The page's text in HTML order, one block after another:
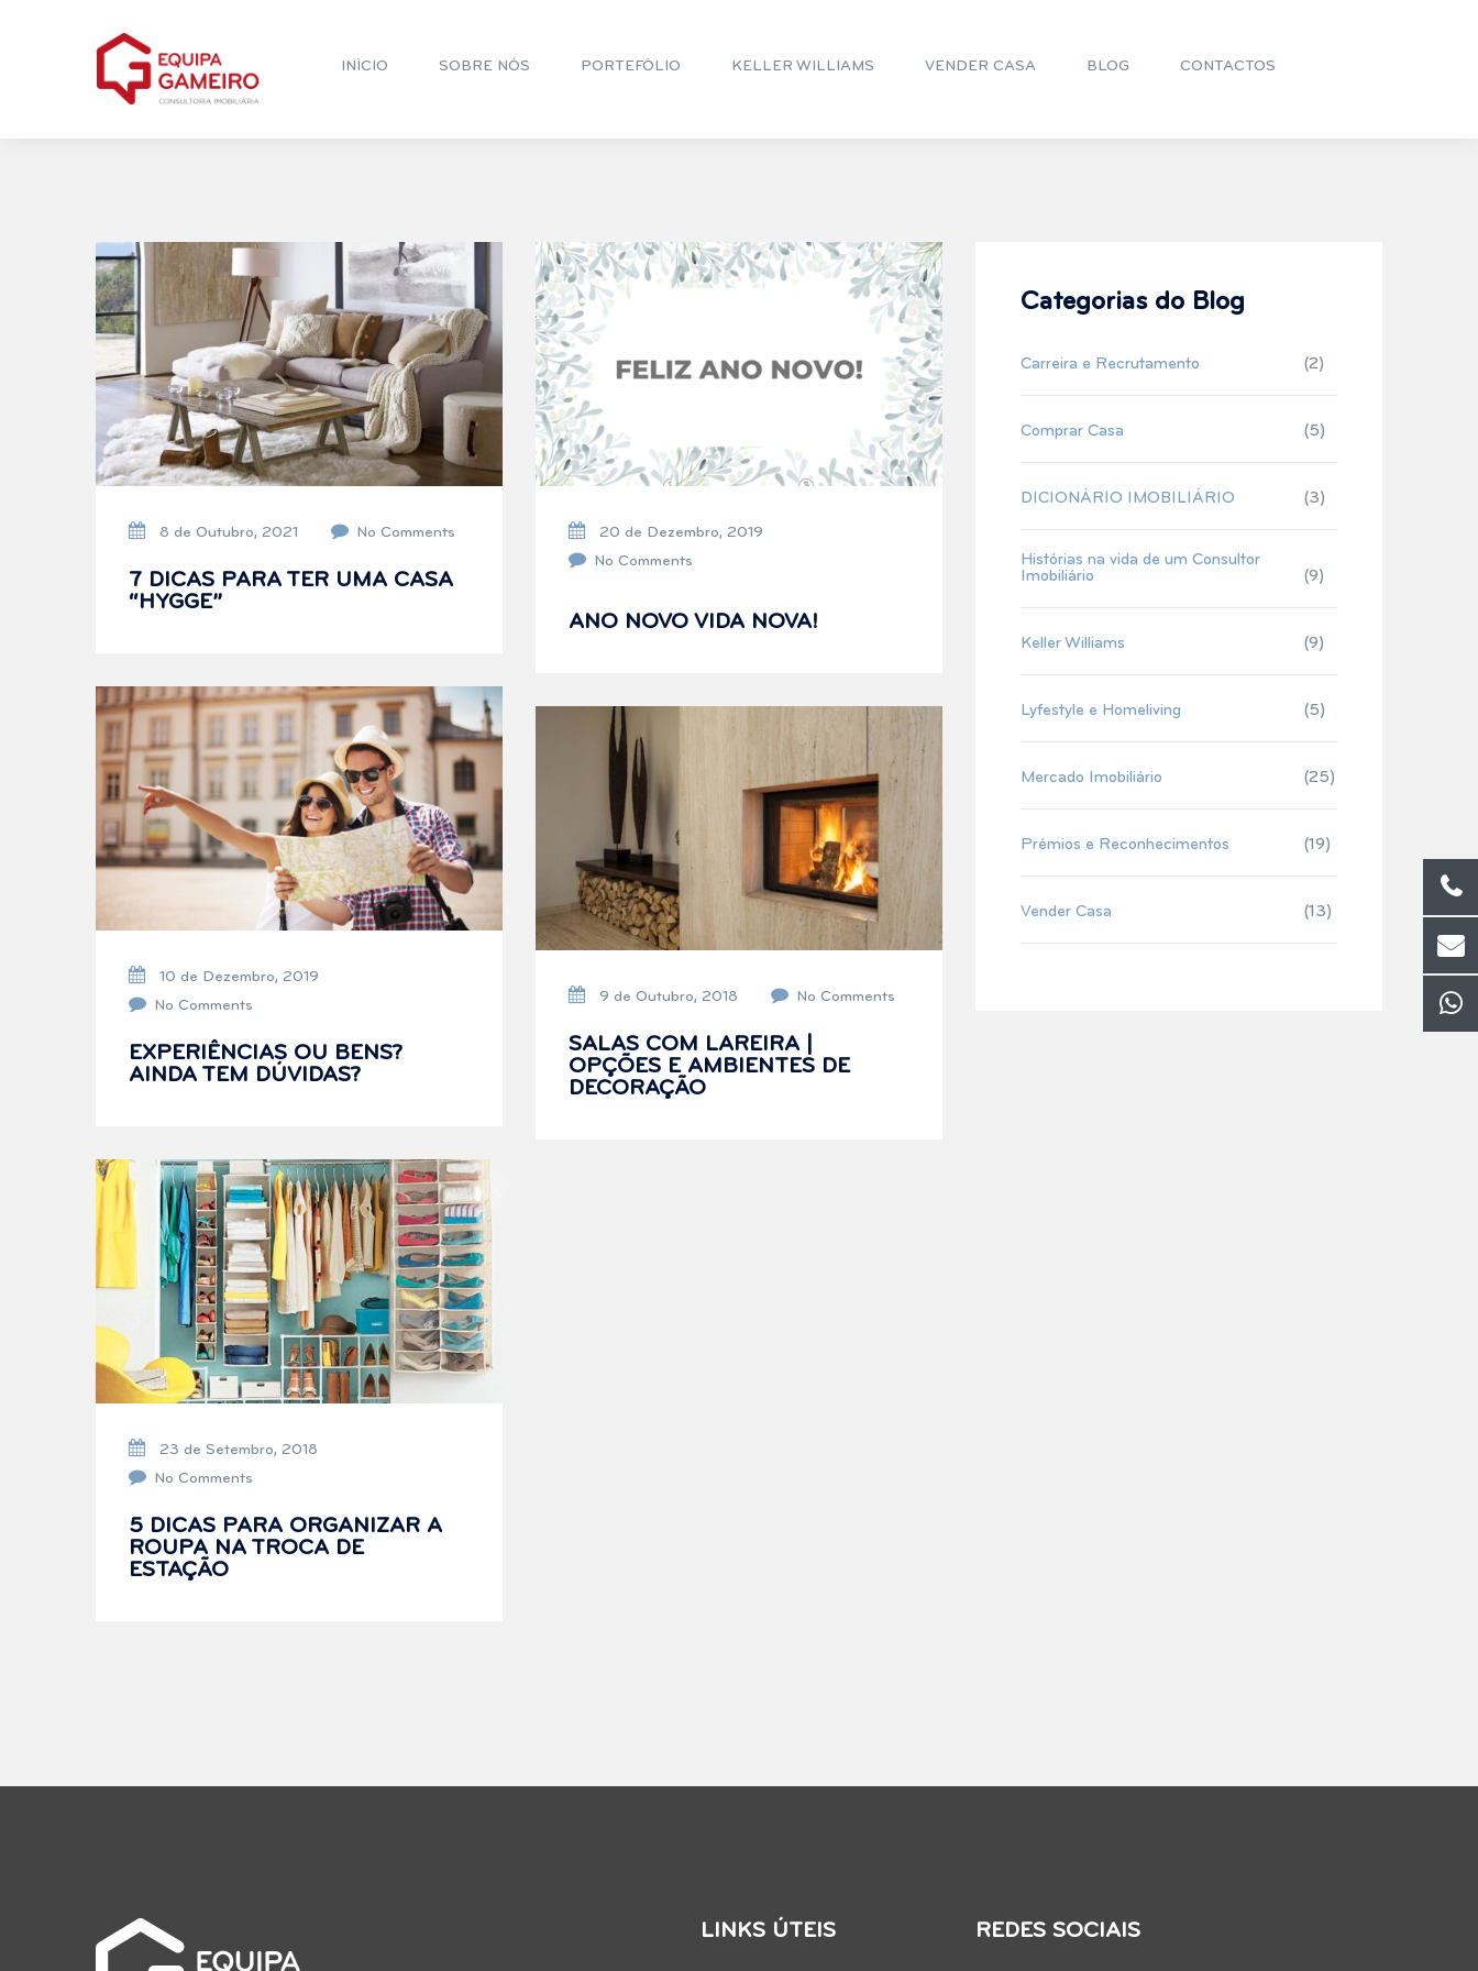
INÍCIO SOBRE NÓS PORTEFÓLIO KELLER WILLIAMS VENDER CASA BLOG CONTACTOS
8 de Outubro, 2021 No Comments
7 DICAS PARA TER UMA CASA
“HYGGE”
20 de Dezembro, 2019
No Comments
ANO NOVO VIDA NOVA!
10 de Dezembro, 2019
No Comments
EXPERIÊNCIAS OU BENS?
AINDA TEM DÚVIDAS?
9 de Outubro, 2018 No Comments
SALAS COM LAREIRA |
OPÇÕES E AMBIENTES DE
DECORAÇÃO
23 de Setembro, 2018
No Comments
5 DICAS PARA ORGANIZAR A
ROUPA NA TROCA DE
ESTAÇÃO
Categorias do Blog
Carreira e Recrutamento (2)
Comprar Casa (5)
DICIONÁRIO IMOBILIÁRIO (3)
Histórias na vida de um Consultor
Imobiliário
(9)
Keller Williams (9)
Lyfestyle e Homeliving (5)
Mercado Imobiliário (25)
Prémios e Reconhecimentos (19)
Vender Casa (13)
LINKS ÚTEIS REDES SOCIAIS